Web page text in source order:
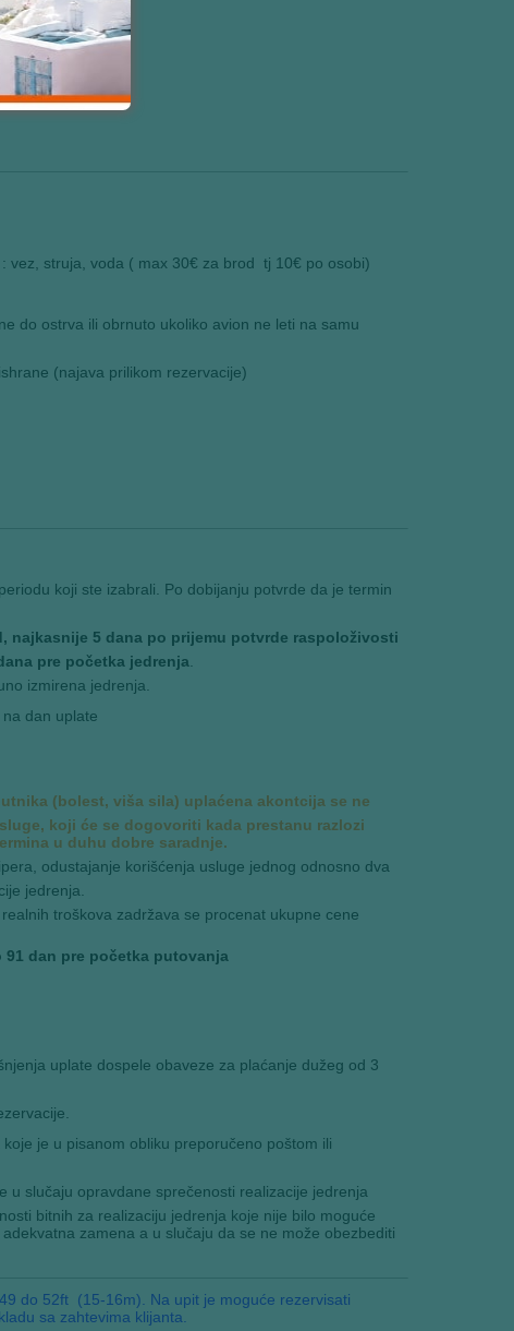
vez, struja, voda ( max 30€ za brod tj 10€ po osobi)
do ostrva ili obrnuto ukoliko avion ne leti na samu
(najava prilikom rezervacije)
koji ste izabrali. Po dobijanju potvrde da je termin
najkasnije 5 dana po prijemu potvrde raspoloživosti
pre početka jedrenja
izmirena jedrenja.
dan uplate
(bolest, viša sila) uplaćena akontcija se ne
koji će se dogovoriti kada prestanu razlozi
u duhu dobre saradnje.
odustajanje korišćenja usluge jednog odnosno dva
jedrenja.
troškova zadržava se procenat ukupne cene
91 dan pre početka putovanja
uplate dospele obaveze za plaćanje dužeg od 3
je u pisanom obliku preporučeno poštom ili
u slučaju opravdane sprečenosti realizacije jedrenja
bitnih za realizaciju jedrenja koje nije bilo moguće
zamena a u slučaju da se ne može obezbediti
do 52ft (15-16m). Na upit je moguće rezervisati
sa zahtevima klijanta.